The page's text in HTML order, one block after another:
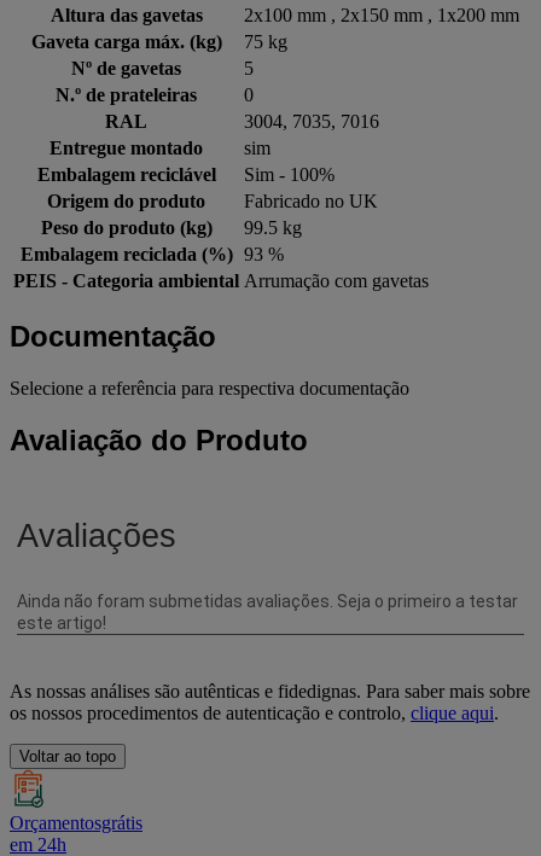
Altura das gavetas
2x100 mm , 2x150 mm , 1x200 mm
Gaveta carga máx. (kg)
75 kg
Nº de gavetas
5
N.º de prateleiras
0
RAL
3004, 7035, 7016
Entregue montado
sim
Embalagem reciclável
Sim - 100%
Origem do produto
Fabricado no UK
Peso do produto (kg)
99.5 kg
Embalagem reciclada (%) 93 %
PEIS - Categoria ambiental Arrumação com gavetas
Documentação
Selecione a referência para respectiva documentação
Avaliação do Produto
As nossas análises são autênticas e fidedignas. Para saber mais sobre
os nossos procedimentos de autenticação e controlo, clique aqui.
Voltar ao topo
Orçamentosgrátis
em 24h